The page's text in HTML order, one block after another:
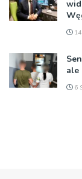
14
ale
6